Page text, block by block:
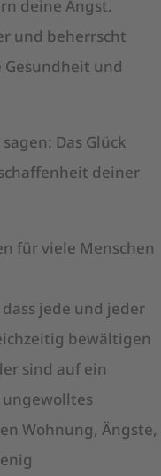
deine Angst.
und beherrscht
und
Das Glück
deiner
für viele Menschen
jede und jeder
bewältigen
sind auf ein
Wohnung, Ängste,